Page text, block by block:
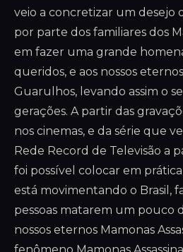
veio a concretizar um desejo
por parte dos familiares dos
em fazer uma grande
queridos, e aos nossos
Guarulhos, levando assim o
gerações. A partir das
nos cinemas, e da série que
Rede Record de Televisão a
foi possível colocar em
está movimentando o Brasil,
pessoas matarem um pouco
nossos eternos Mamonas